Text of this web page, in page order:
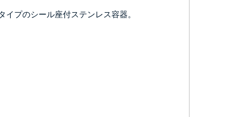
プのシール座付ステンレス容器。